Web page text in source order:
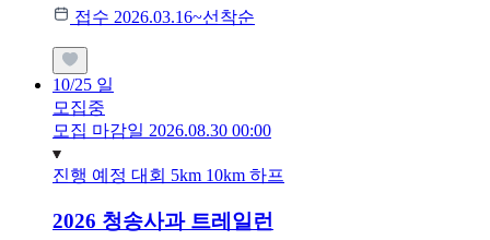
접수 2026.03.16~선착순
10/25 일
모집중
모집 마감일 2026.08.30 00:00
진행 예정 대회 5km 10km 하프
2026 청송사과 트레일런